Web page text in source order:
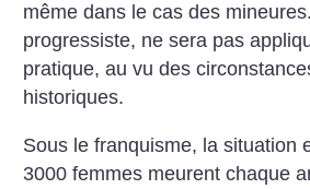
même dans le cas des
progressiste, ne sera pas
pratique, au vu des
historiques.
Sous le franquisme, la situation
3000 femmes meurent chaque